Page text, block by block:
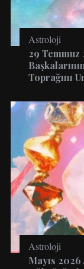
Astroloji
29
Toprağını
Astroloji
Mayıs